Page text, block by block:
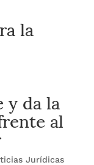
la
da la
al
Jurídicas